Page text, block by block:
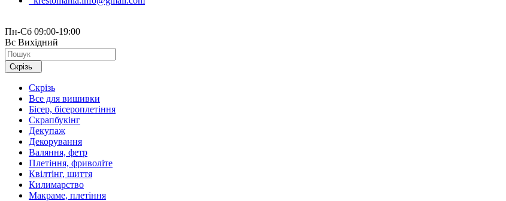
Пн-Сб 09:00-19:00
Вс Вихідний
Скрізь
Скрізь
Все для вишивки
Бісер, бісероплетіння
Скрапбукінг
Декупаж
Декорування
Валяння, фетр
Плетіння, фриволіте
Квілтінг, шиття
Килимарство
Макраме, плетіння